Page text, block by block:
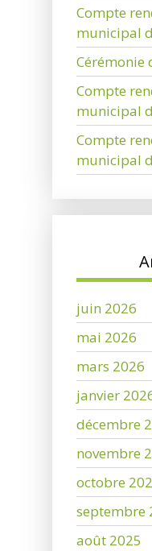
Compte
municipal
Cérémonie
Compte
municipal
Compte
municipal
juin 2026
mai 2026
mars 2026
janvier
décembre
novembre
octobre
septembre
août 2025